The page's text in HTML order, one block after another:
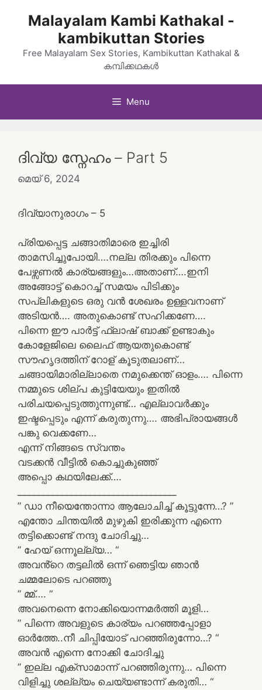
Malayalam Kambi Kathakal -
kambikuttan Stories
Free Malayalam Sex Stories, Kambikuttan Kathakal &
കമ്പിക്കഥകൾ
Menu
ദിവ്യ സ്നേഹം – Part 5
മെയ്‌ 6, 2024
ദിവ്യാനുരാഗം – 5
പ്രിയപ്പെട്ട ചങ്ങാതിമാരെ ഇച്ചിരി
താമസിച്ചുപോയി….നല്ല തിരക്കും പിന്നെ
പേഴ്സണൽ കാര്യങ്ങളും…അതാണ്….ഇനി
അങ്ങോട്ട് കൊറച്ച് സമയം പിടിക്കും
സപ്ലികളുടെ ഒരു വൻ ശേഖരം ഉള്ളവനാണ്
അടിയൻ…. അതുകൊണ്ട് സഹിക്കണേ….
പിന്നെ ഈ പാർട്ട് ഫ്ലാഷ് ബാക്ക് ഉണ്ടാകും
കോളേജിലെ ലൈഫ് ആയതുകൊണ്ട്
സൗഹൃദത്തിന് റോള് കൂടുതലാണ്…
ചങ്ങായിമാരില്ലാതെ നമുക്കെന്ത് ഓളം…. പിന്നെ
നമ്മുടെ ശില്പ കുട്ടിയേയും ഇതിൽ
പരിചയപ്പെടുത്തുന്നുണ്ട്… എല്ലാവർക്കും
ഇഷ്ടപ്പെടും എന്ന് കരുതുന്നു…. അഭിപ്രായങ്ങൾ
പങ്കു വെക്കണേ…
എന്ന് നിങ്ങടെ സ്വന്തം
വടക്കൻ വീട്ടിൽ കൊച്ചുകുഞ്ഞ്
അപ്പൊ കഥയിലേക്ക്….
” ഡാ നീയെന്തോന്നാ ആലോചിച്ച് കൂട്ടുന്നേ…? ”
എന്തോ ചിന്തയിൽ മുഴുകി ഇരിക്കുന്ന എന്നെ
തട്ടിക്കൊണ്ട് നന്ദു ചോദിച്ചു…
” ഹേയ് ഒന്നൂല്ല്യ… “
അവൻ്റെ തട്ടലിൽ ഒന്ന് ഞെട്ടിയ ഞാൻ
ചമ്മലോടെ പറഞ്ഞു
” മ്മ്…. “
അവനെന്നെ നോക്കിയൊന്നമർത്തി മൂളി…
” പിന്നെ അവളുടെ കാര്യം പറഞ്ഞപ്പോളാ
ഓർത്തേ..നീ ചിപ്പിയോട് പറഞ്ഞിരുന്നോ…? “
അവൻ എന്നെ നോക്കി ചോദിച്ചു
” ഇല്ല എക്സാമാന്ന് പറഞ്ഞിരുന്നു… പിന്നെ
വിളിച്ചു ശല്ല്യം ചെയ്യണ്ടാന്ന് കരുതി… “